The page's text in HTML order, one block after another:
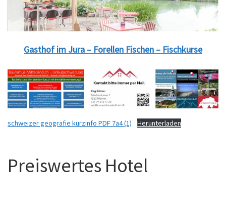
Gasthof im Jura – Forellen Fischen – Fischkurse
schweizer geografie kurzinfo PDF 7a4 (1) Herunterladen
Preiswertes Hotel